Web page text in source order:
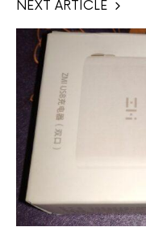
NEXT ARTICLE